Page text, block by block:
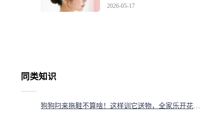
2026-05-17
同类知识